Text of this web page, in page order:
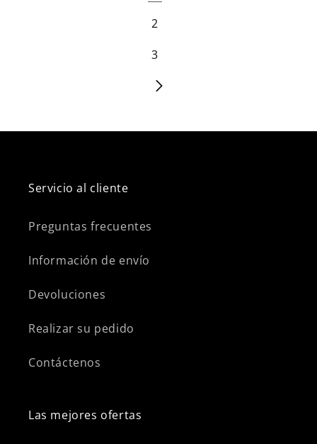
2
3
Servicio al cliente
Preguntas frecuentes
Información de envío
Devoluciones
Realizar su pedido
Contáctenos
Las mejores ofertas